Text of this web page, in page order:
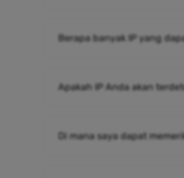
Berapa banyak IP yang
Apakah IP Anda akan
Di mana saya dapat